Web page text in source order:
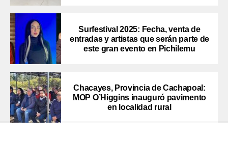
Surfestival 2025: Fecha, venta de
entradas y artistas que serán parte de
este gran evento en Pichilemu
Chacayes, Provincia de Cachapoal:
MOP O’Higgins inauguró pavimento
en localidad rural